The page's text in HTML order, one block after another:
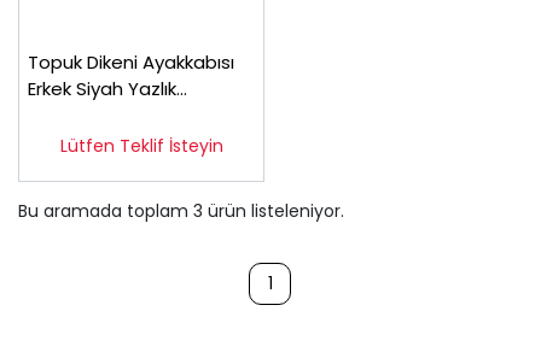
Topuk Dikeni Ayakkabısı
Erkek Siyah Yazlık
Lütfen Teklif İsteyin
Bu aramada toplam 3 ürün listeleniyor.
1